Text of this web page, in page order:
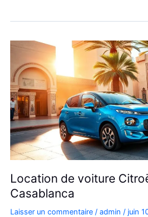
Location de voiture
Casablanca
Laisser un commentaire / admin / juin